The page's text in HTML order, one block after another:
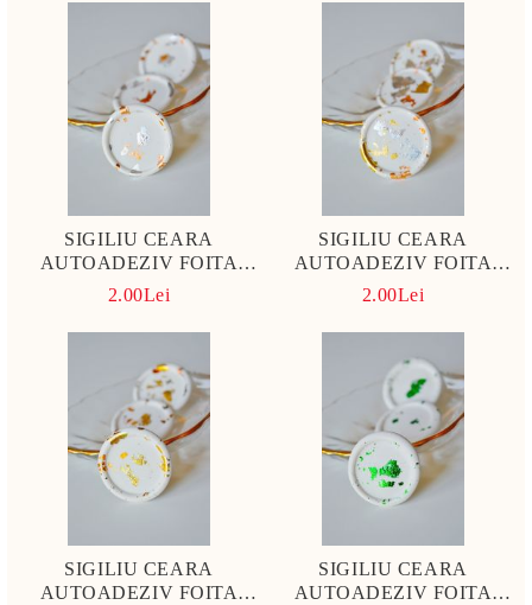
SIGILIU CEARA
AUTOADEZIV FOITA
ARGINTIE SI CUPRU
2.00Lei
SIGILIU CEARA
AUTOADEZIV FOITA
AURIE, ARGINTIE SI
2.00Lei
SIGILIU CEARA
AUTOADEZIV FOITA
SIGILIU CEARA
AUTOADEZIV FOITA